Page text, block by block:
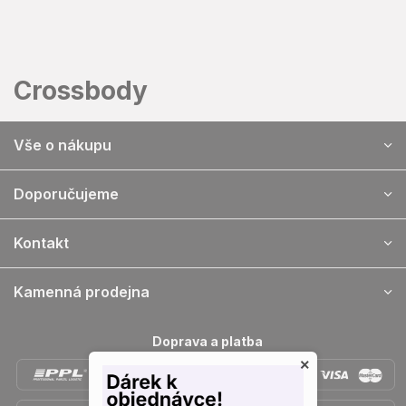
Crossbody
p
Vše o nákupu
Doporučujeme
Kontakt
Kamenná prodejna
Doprava a platba
×